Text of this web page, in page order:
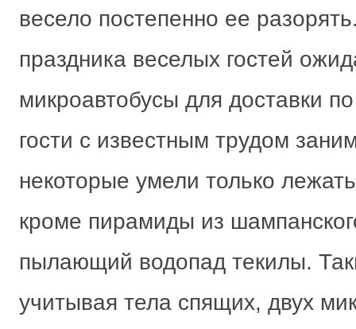
весело постепенно ее
праздника веселых гостей
микроавтобусы для доставки
гости с известным трудом
некоторые умели только
кроме пирамиды из
пылающий водопад текилы.
учитывая тела спящих, двух